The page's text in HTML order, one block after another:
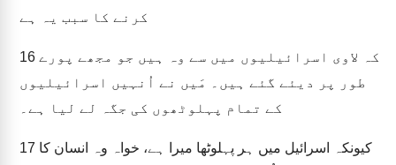
کرنے کا سبب یہ ہے
16
طور پر دیئے گئے ہیں۔ مَیں نے اُنہیں اسرائیلیوں
کے تمام پہلوٹھوں کی جگہ لے لیا ہے۔
17